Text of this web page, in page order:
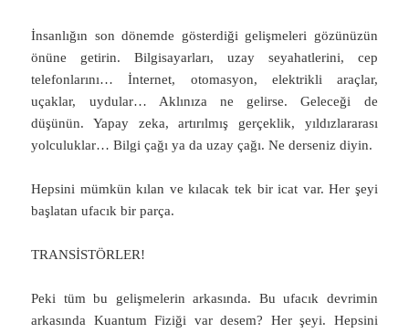
İnsanlığın son dönemde gösterdiği gelişmeleri gözünüzün
önüne getirin. Bilgisayarları, uzay seyahatlerini, cep
telefonlarını… İnternet, otomasyon, elektrikli araçlar,
uçaklar, uydular… Aklınıza ne gelirse. Geleceği de
düşünün. Yapay zeka, artırılmış gerçeklik, yıldızlararası
yolculuklar… Bilgi çağı ya da uzay çağı. Ne derseniz diyin.
Hepsini mümkün kılan ve kılacak tek bir icat var. Her şeyi
başlatan ufacık bir parça.
TRANSİSTÖRLER!
Peki tüm bu gelişmelerin arkasında. Bu ufacık devrimin
arkasında Kuantum Fiziği var desem? Her şeyi. Hepsini